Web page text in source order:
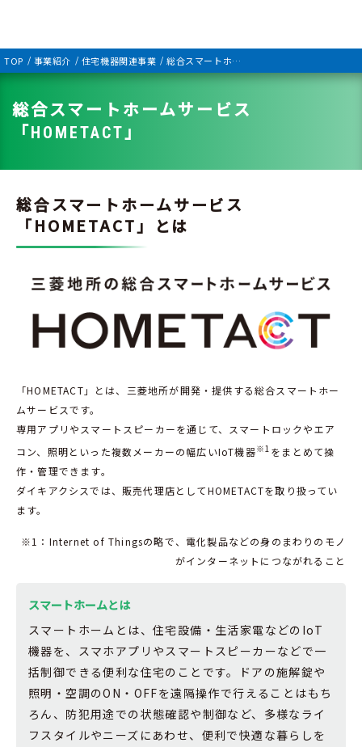
TOP 事業紹介 住宅機器関連事業 総合スマートホームサービス「HOMETACT」
総合スマートホームサービス
「HOMETACT」
総合スマートホームサービス
「HOMETACT」とは
「HOMETACT」とは、三菱地所が開発・提供する総合スマートホー
ムサービスです。
専用アプリやスマートスピーカーを通じて、スマートロックやエア
コン、照明といった複数メーカーの幅広いIoT機器※1 をまとめて操
作・管理できます。
ダイキアクシスでは、販売代理店としてHOMETACTを取り扱ってい
ます。
※1：Internet of Thingsの略で、電化製品などの身のまわりのモノ
がインターネットにつながれること
スマートホームとは
スマートホームとは、住宅設備・生活家電などのIoT
機器を、スマホアプリやスマートスピーカーなどで一
括制御できる便利な住宅のことです。ドアの施解錠や
照明・空調のON・OFFを遠隔操作で行えることはもち
ろん、防犯用途での状態確認や制御など、多様なライ
フスタイルやニーズにあわせ、便利で快適な暮らしを